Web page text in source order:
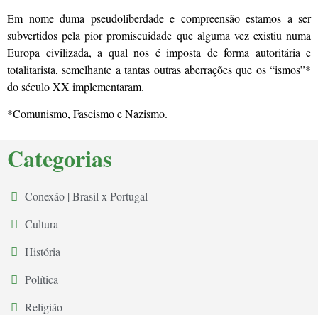
Em nome duma pseudoliberdade e compreensão estamos a ser
subvertidos pela pior promiscuidade que alguma vez existiu numa
Europa civilizada, a qual nos é imposta de forma autoritária e
totalitarista, semelhante a tantas outras aberrações que os “ismos”*
do século XX implementaram.
*Comunismo, Fascismo e Nazismo.
Categorias
Conexão | Brasil x Portugal
Cultura
História
Política
Religião